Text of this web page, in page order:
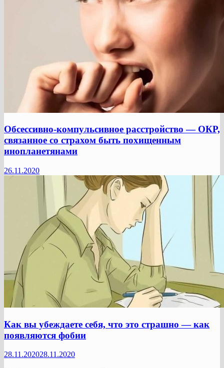
Обсессивно-компульсивное расстройство — ОКР,
связанное со страхом быть похищенным
инопланетянами
26.11.2020
Как вы убеждаете себя, что это страшно — как
появляются фобии
28.11.202028.11.2020